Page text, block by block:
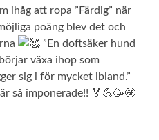
ihåg att ropa ”Färdig” när
poäng blev det och
”En doftsäker hund
växa ihop som
sig i för mycket ibland.”
så imponerade!! 🏅💪🥳🤩